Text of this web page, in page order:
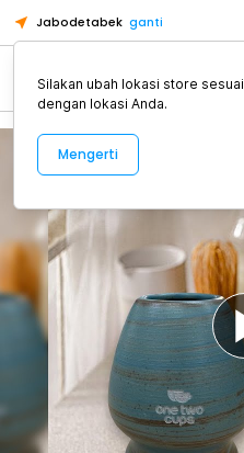
Jabodetabek ganti
Alat Kopi
Silakan ubah lokasi store sesuai
dengan lokasi Anda.
Mengerti